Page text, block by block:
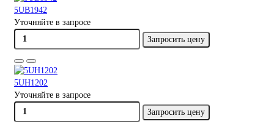
5UB1942
Уточняйте в запросе
Запросить цену
5UH1202
Уточняйте в запросе
Запросить цену